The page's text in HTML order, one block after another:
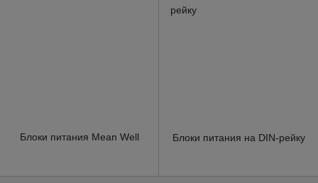
Блоки питания Mean Well Блоки питания на DIN-рейку